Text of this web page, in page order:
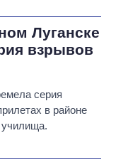
Луганске
взрывов
серия
в районе
училища.